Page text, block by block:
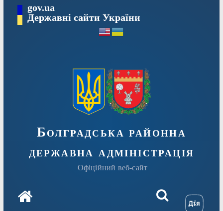
Перейтиgov.ua
Державні сайти України
Болградська районна
державна адміністрація
Офіційний веб-сайт